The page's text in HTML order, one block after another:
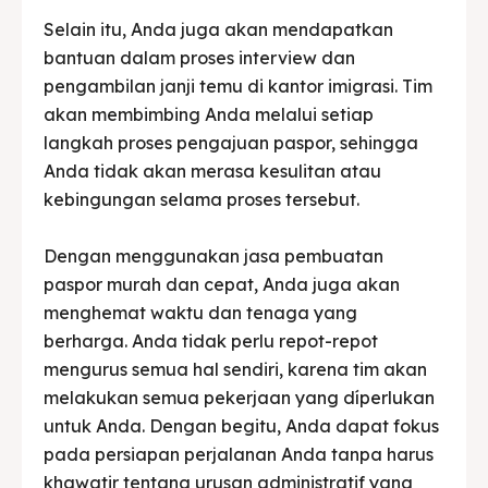
Selain itu, Anda juga akan mendapatkan
bantuan dalam proses interview dan
pengambilan janji temu di kantor imigrasi. Tim
akan membimbing Anda melalui setiap
langkah proses pengajuan paspor, sehingga
Anda tidak akan merasa kesulitan atau
kebingungan selama proses tersebut.
Dengan menggunakan jasa pembuatan
paspor murah dan cepat, Anda juga akan
menghemat waktu dan tenaga yang
berharga. Anda tidak perlu repot-repot
mengurus semua hal sendiri, karena tim akan
melakukan semua pekerjaan yang díperlukan
untuk Anda. Dengan begitu, Anda dapat fokus
pada persiapan perjalanan Anda tanpa harus
khawatir tentang urusan administratif yang